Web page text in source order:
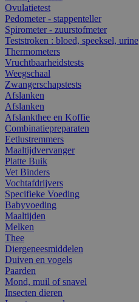
Ovulatietest
Pedometer - stappenteller
Spirometer - zuurstofmeter
Teststroken : bloed, speeksel, urine
Thermometers
Vruchtbaarheidstests
Weegschaal
Zwangerschapstests
Afslanken
Afslanken
Afslankthee en Koffie
Combinatiepreparaten
Eetlustremmers
Maaltijdvervanger
Platte Buik
Vet Binders
Vochtafdrijvers
Specifieke Voeding
Babyvoeding
Maaltijden
Melken
Thee
Diergeneesmiddelen
Duiven en vogels
Paarden
Mond, muil of snavel
Insecten dieren